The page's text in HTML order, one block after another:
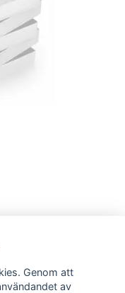
Genom att
av